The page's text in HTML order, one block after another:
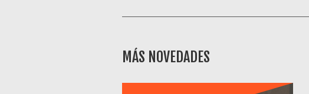
MÁS NOVEDADES